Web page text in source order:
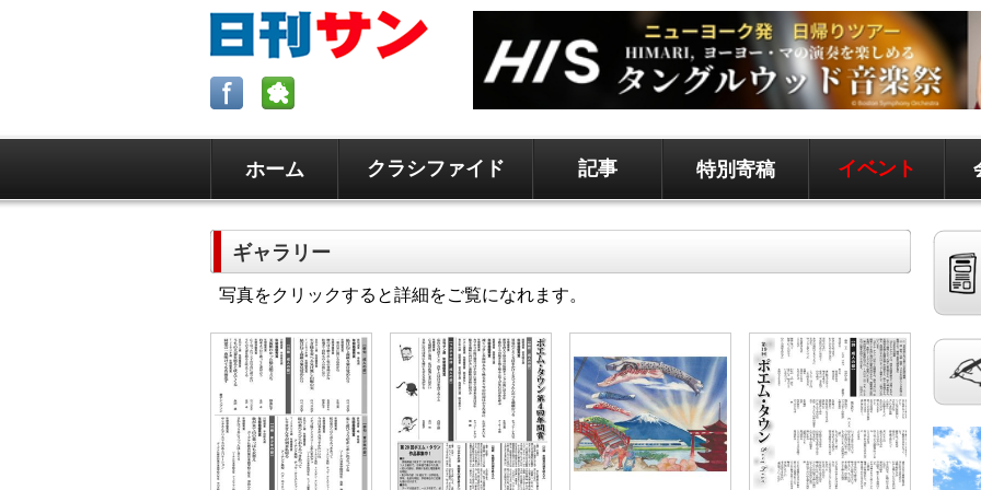
ホーム クラシファイド 記事 特別寄稿 イベント
ロサンゼルスの求人、クラシファイド、地元情報など
日刊サンはロサンゼルスの日本語新聞です。 記事は毎日更新、求人、クラシファイドは
毎週木曜5時更新。
ギャラリー
写真をクリックすると詳細をご覧になれます。